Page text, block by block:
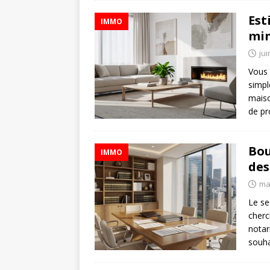
IMMO
de
IMMO
Le